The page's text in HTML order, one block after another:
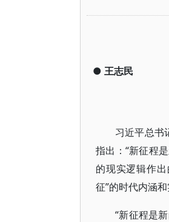
● 王志民
习近平总书
指出：“新征程
的现实逻辑作
征”的时代内涵
“新征程是